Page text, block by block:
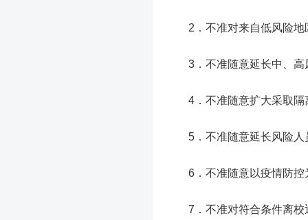
2．不准对来自低风险地
3．不准随意延长中、高
4．不准随意扩大采取隔
5．不准随意延长风险人
6．不准随意以疫情防控
7．不准对符合条件离校